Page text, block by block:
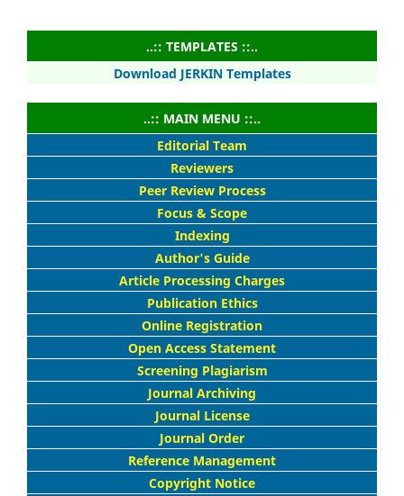
..:: TEMPLATES ::..
Download JERKIN Templates
..:: MAIN MENU ::..
Editorial Team
Reviewers
Peer Review Process
Focus & Scope
Indexing
Author's Guide
Article Processing Charges
Publication Ethics
Online Registration
Open Access Statement
Screening Plagiarism
Journal Archiving
Journal License
Journal Order
Reference Management
Copyright Notice